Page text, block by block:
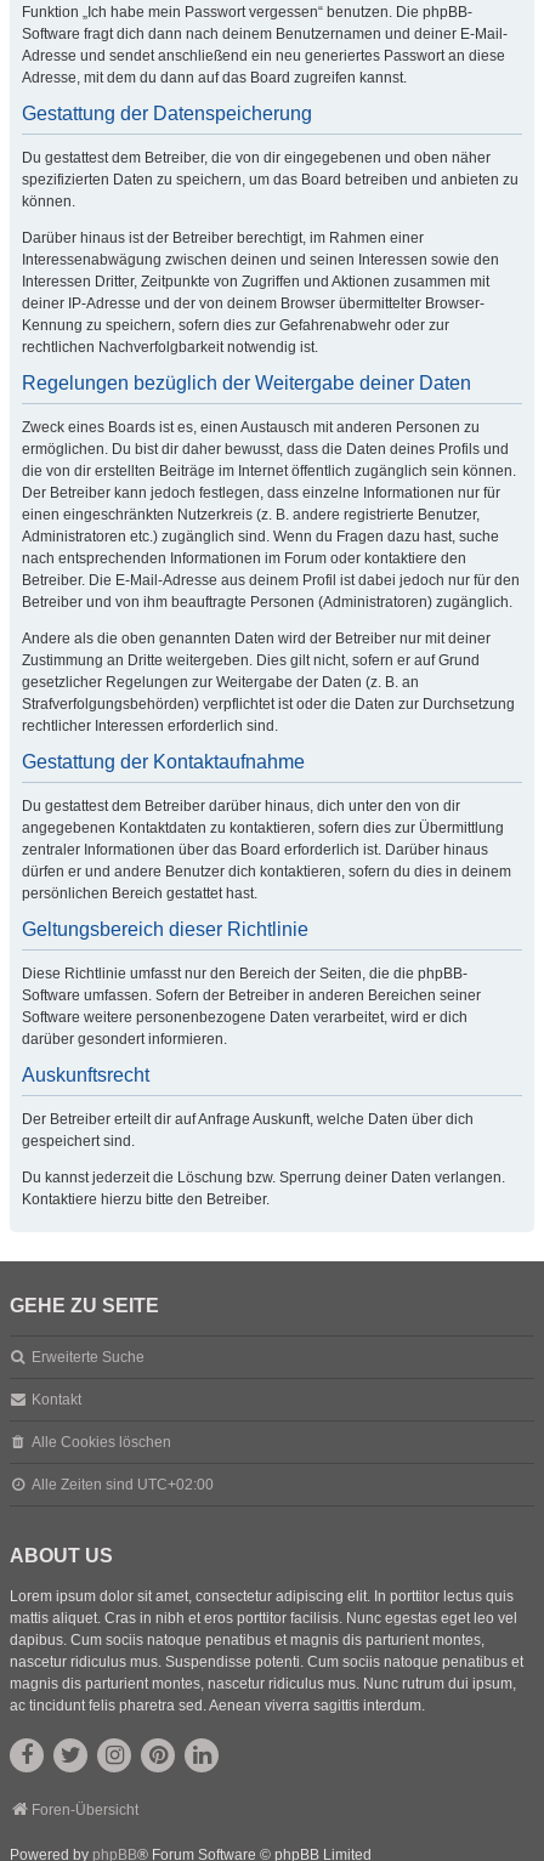
Funktion „Ich habe mein Passwort vergessen“ benutzen. Die phpBB-
Software fragt dich dann nach deinem Benutzernamen und deiner E-Mail-
Adresse und sendet anschließend ein neu generiertes Passwort an diese
Adresse, mit dem du dann auf das Board zugreifen kannst.
Gestattung der Datenspeicherung
Du gestattest dem Betreiber, die von dir eingegebenen und oben näher
spezifizierten Daten zu speichern, um das Board betreiben und anbieten zu
können.
Darüber hinaus ist der Betreiber berechtigt, im Rahmen einer
Interessenabwägung zwischen deinen und seinen Interessen sowie den
Interessen Dritter, Zeitpunkte von Zugriffen und Aktionen zusammen mit
deiner IP-Adresse und der von deinem Browser übermittelter Browser-
Kennung zu speichern, sofern dies zur Gefahrenabwehr oder zur
rechtlichen Nachverfolgbarkeit notwendig ist.
Regelungen bezüglich der Weitergabe deiner Daten
Zweck eines Boards ist es, einen Austausch mit anderen Personen zu
ermöglichen. Du bist dir daher bewusst, dass die Daten deines Profils und
die von dir erstellten Beiträge im Internet öffentlich zugänglich sein können.
Der Betreiber kann jedoch festlegen, dass einzelne Informationen nur für
einen eingeschränkten Nutzerkreis (z. B. andere registrierte Benutzer,
Administratoren etc.) zugänglich sind. Wenn du Fragen dazu hast, suche
nach entsprechenden Informationen im Forum oder kontaktiere den
Betreiber. Die E-Mail-Adresse aus deinem Profil ist dabei jedoch nur für den
Betreiber und von ihm beauftragte Personen (Administratoren) zugänglich.
Andere als die oben genannten Daten wird der Betreiber nur mit deiner
Zustimmung an Dritte weitergeben. Dies gilt nicht, sofern er auf Grund
gesetzlicher Regelungen zur Weitergabe der Daten (z. B. an
Strafverfolgungsbehörden) verpflichtet ist oder die Daten zur Durchsetzung
rechtlicher Interessen erforderlich sind.
Gestattung der Kontaktaufnahme
Du gestattest dem Betreiber darüber hinaus, dich unter den von dir
angegebenen Kontaktdaten zu kontaktieren, sofern dies zur Übermittlung
zentraler Informationen über das Board erforderlich ist. Darüber hinaus
dürfen er und andere Benutzer dich kontaktieren, sofern du dies in deinem
persönlichen Bereich gestattet hast.
Geltungsbereich dieser Richtlinie
Diese Richtlinie umfasst nur den Bereich der Seiten, die die phpBB-
Software umfassen. Sofern der Betreiber in anderen Bereichen seiner
Software weitere personenbezogene Daten verarbeitet, wird er dich
darüber gesondert informieren.
Auskunftsrecht
Der Betreiber erteilt dir auf Anfrage Auskunft, welche Daten über dich
gespeichert sind.
Du kannst jederzeit die Löschung bzw. Sperrung deiner Daten verlangen.
Kontaktiere hierzu bitte den Betreiber.
GEHE ZU SEITE
Erweiterte Suche
Kontakt
Alle Cookies löschen
Alle Zeiten sind UTC+02:00
ABOUT US
Lorem ipsum dolor sit amet, consectetur adipiscing elit. In porttitor lectus quis
mattis aliquet. Cras in nibh et eros porttitor facilisis. Nunc egestas eget leo vel
dapibus. Cum sociis natoque penatibus et magnis dis parturient montes,
nascetur ridiculus mus. Suspendisse potenti. Cum sociis natoque penatibus et
magnis dis parturient montes, nascetur ridiculus mus. Nunc rutrum dui ipsum,
ac tincidunt felis pharetra sed. Aenean viverra sagittis interdum.
Foren-Übersicht
Powered by phpBB® Forum Software © phpBB Limited